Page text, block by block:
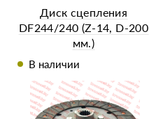
Диск сцепления
DF244/240 (Z-14, D-200
мм.)
В наличии